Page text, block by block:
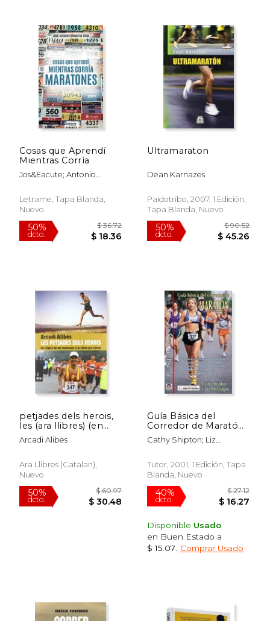
50%
dcto.
50%
dcto.
50%
dcto.
$ 66.81 50%
dcto.
Cosas que Aprendí
Mientras Corría
Jos&Eacute; Antonio
Letrame, Tapa Blanda,
Nuevo
Ultramaraton
Dean Karnazes
Paidotribo, 2007, 1 Edición,
Tapa Blanda, Nuevo
petjades dels herois,
les (ara llibres) (en
Catalán)
Arcadi Alibes
Ara Llibres (catalan),
Nuevo
Guía Básica del
Corredor de Maratón
(en Forma (Tutor))
Cathy Shipton; Liz
Tutor, 2001, 1 Edición, Tapa
Blanda, Nuevo
Disponible Usado
en Buen Estado a
$ 15.07
Comprar Usado